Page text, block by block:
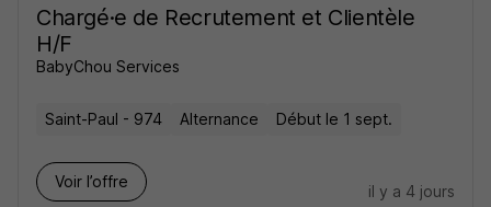
Chargé·e de Recrutement et Clientèle
H/F
BabyChou Services
Saint-Paul - 974 Alternance Début le 1 sept.
Voir l’offre
il y a 4 jours